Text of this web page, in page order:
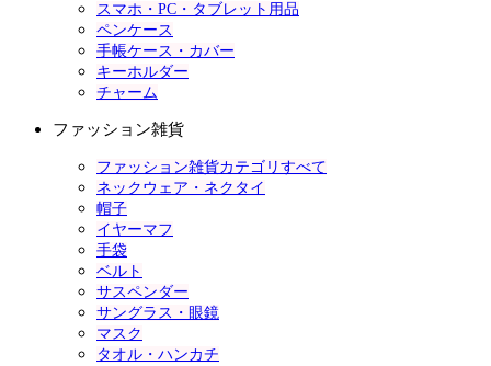
スマホ・PC・タブレット用品
ペンケース
手帳ケース・カバー
キーホルダー
チャーム
ファッション雑貨
ファッション雑貨カテゴリすべて
ネックウェア・ネクタイ
帽子
イヤーマフ
手袋
ベルト
サスペンダー
サングラス・眼鏡
マスク
タオル・ハンカチ